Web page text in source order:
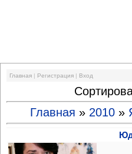
Главная | Регистрация | Вход
Главная » 2010 »